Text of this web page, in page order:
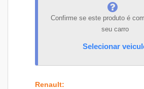
Confirme se este produto é
seu carro
Selecionar
Renault: